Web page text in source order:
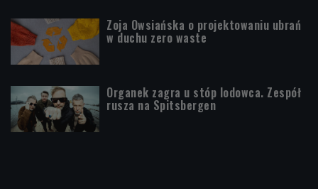
Zoja Owsiańska o projektowaniu ubrań
w duchu zero waste
Organek zagra u stóp lodowca. Zespół
rusza na Spitsbergen